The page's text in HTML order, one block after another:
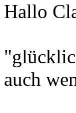
Hallo
auch